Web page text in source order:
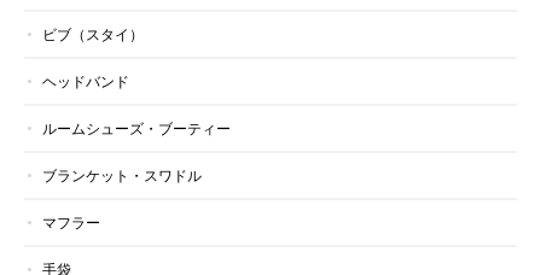
ビブ（スタイ）
ヘッドバンド
ルームシューズ・ブーティー
ブランケット・スワドル
マフラー
手袋